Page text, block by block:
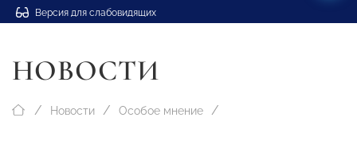
Версия для слабовидящих
НОВОСТИ
Новости Особое мнение